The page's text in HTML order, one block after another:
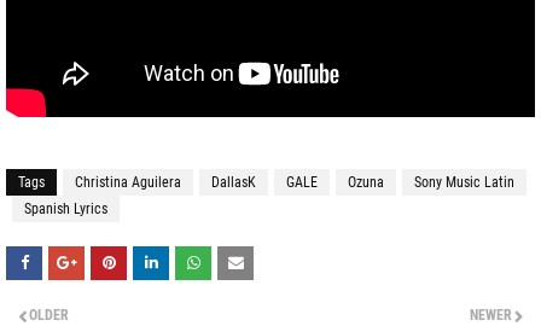
Tags Christina Aguilera DallasK GALE Ozuna
Sony Music Latin
Spanish Lyrics
NEWER
OLDER